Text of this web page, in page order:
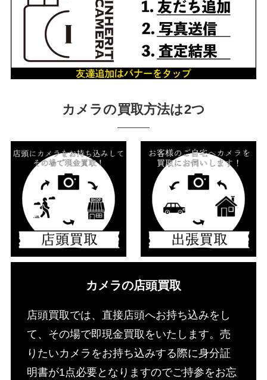
カメラの買取方法は2つ
カメラの店頭買取
店頭買取では、直接店頭へお持ち込みをし
て、その場で即現金買取をいたします。売
りたいカメラをお持ち込みする際に身分証
明書が1点必要となりますのでご持参をお忘